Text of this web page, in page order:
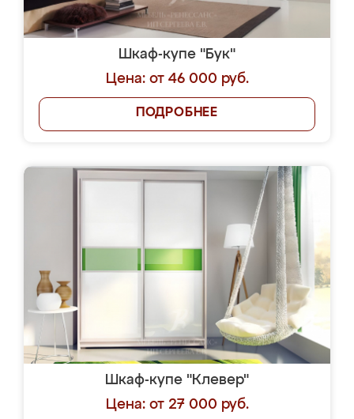
Шкаф-купе "Бук"
Цена: от 46 000 руб.
ПОДРОБНЕЕ
Шкаф-купе "Клевер"
Цена: от 27 000 руб.